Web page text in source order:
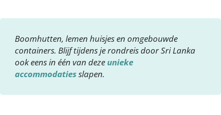
Boomhutten, lemen huisjes en omgebouwde
containers. Blijf tijdens je rondreis door Sri Lanka
ook eens in één van deze unieke
accommodatiesslapen.